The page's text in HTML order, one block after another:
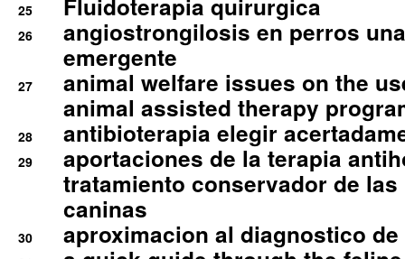
25 Fluidoterapia quirurgica
26
angiostrongilosis en perros
emergente
27
animal welfare issues on the
animal assisted therapy
28 antibioterapia elegir
29
aportaciones de la terapia
tratamiento conservador de
caninas
30 aproximacion al diagnostico